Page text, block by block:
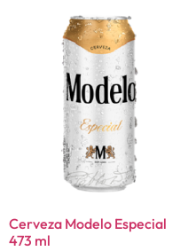
Cerveza Modelo Especial
473 ml